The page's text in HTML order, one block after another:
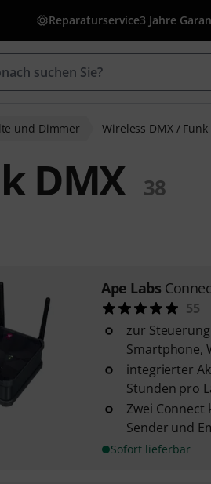
Reparaturservice3 Jahre
und Dimmer Wireless DMX / Funk
DMX 38
Ape Labs
55
zur
Smartphone,
integrierter
Stunden pro
Zwei Connect
Sender und
Sofort lieferbar